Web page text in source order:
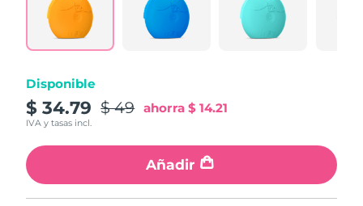
Disponible
$ 34.79 $ 49 ahorra$ 14.21
IVA y tasas incl.
Añadir